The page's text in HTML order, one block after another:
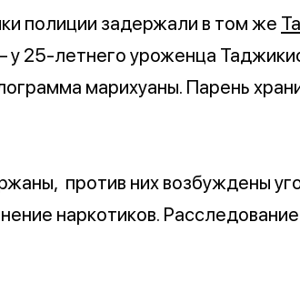
полиции задержали в том же
у 25-летнего уроженца
марихуаны. Парень
против них возбуждены
наркотиков.